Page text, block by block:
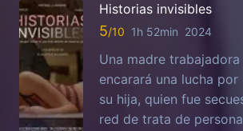
Historias invisibles
5 1h 52min 2024
Una madre
encarará una lucha
su hija, quien fue
red de trata de